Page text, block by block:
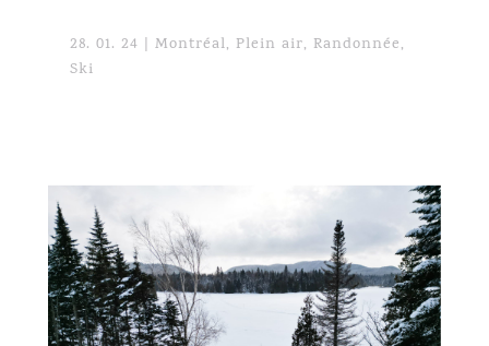
28. 01. 24 Montréal, Plein air, Randonnée,
Ski